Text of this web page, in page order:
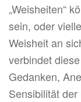
„Weisheiten“
sein, oder
Weisheit an
verbindet
Gedanken,
Sensibilität